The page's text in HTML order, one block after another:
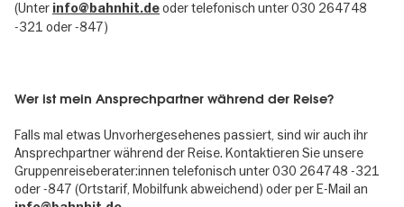
(Unter info@bahnhit.deoder telefonisch unter 030 264748
-321 oder -847)
Wer ist mein Ansprechpartner während der Reise?
Falls mal etwas Unvorhergesehenes passiert, sind wir auch ihr
Ansprechpartner während der Reise. Kontaktieren Sie unsere
Gruppenreiseberater:innen telefonisch unter 030 264748 -321
oder -847 (Ortstarif, Mobilfunk abweichend) oder per E-Mail an